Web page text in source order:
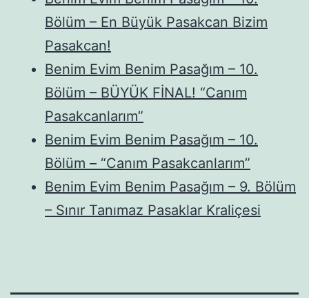
Bölüm – En Büyük Pasakcan Bizim
Pasakcan!
Benim Evim Benim Pasağım – 10.
Bölüm – BÜYÜK FİNAL! “Canım
Pasakcanlarım”
Benim Evim Benim Pasağım – 10.
Bölüm – “Canım Pasakcanlarım”
Benim Evim Benim Pasağım – 9. Bölüm
– Sınır Tanımaz Pasaklar Kraliçesi